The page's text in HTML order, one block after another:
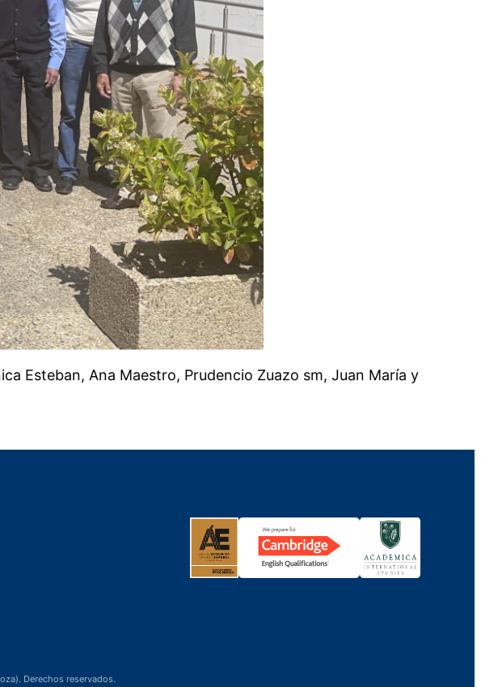
Esteban, Ana Maestro, Prudencio Zuazo sm, Juan María y
Derechos reservados.